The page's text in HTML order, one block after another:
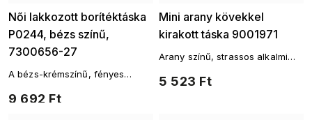
Női lakkozott borítéktáska
P0244, bézs színű,
7300656-27
9 692 Ft
A bézs-krémszínű, fényes
ARWENA borítéktáska ideális
Mini arany kövekkel
kirakott táska 9001971
5 523 Ft
Arany színű, strassos alkalmi